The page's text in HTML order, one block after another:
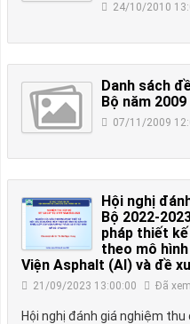
24/10/2010
Danh sách
Bộ năm 2009
07/11/2009
Hội nghị
Bộ 2022-
pháp thiết
theo mô
Viện Asphalt (AI) và đề
21/09/2023 13:00:00 Đã
Hội nghị đánh giá nghiệm